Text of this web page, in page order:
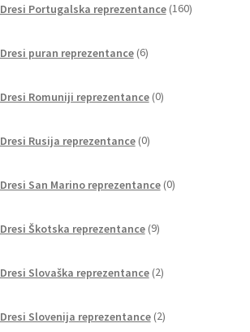
Dresi Portugalska reprezentance 160izdelkov
Dresi puran reprezentance 6izdelkov
Dresi Romuniji reprezentance 0izdelkov
Dresi Rusija reprezentance 0izdelkov
Dresi San Marino reprezentance 0izdelkov
Dresi Škotska reprezentance 9izdelkov
Dresi Slovaška reprezentance 2izdelka
Dresi Slovenija reprezentance 2izdelka